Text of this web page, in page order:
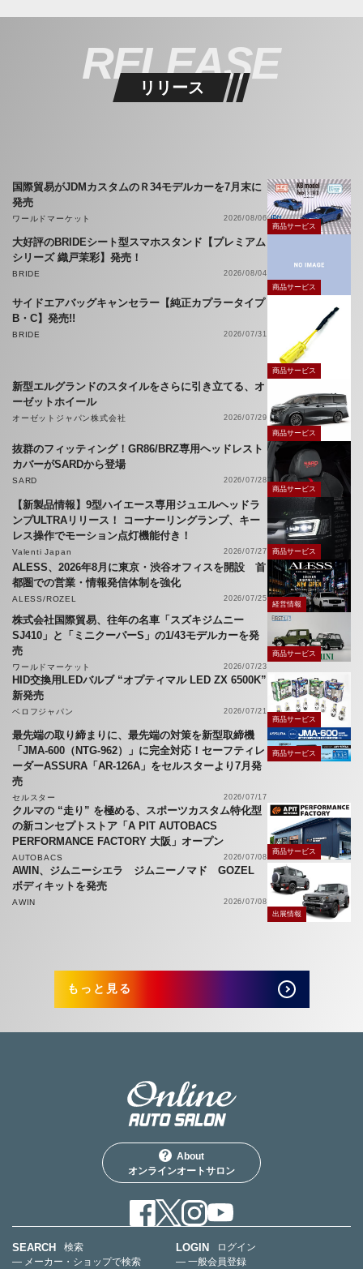
RELEASE
リリース
国際貿易がJDMカスタムのＲ34モデルカーを7月末に
発売
ワールドマーケット
2026/08/06
商品サービス
大好評のBRIDEシート型スマホスタンド【プレミアム
シリーズ 織戸茉彩】発売！
BRIDE
2026/08/04
商品サービス
サイドエアバッグキャンセラー【純正カプラータイプ
B・C】発売!!
BRIDE 2026/07/31
商品サービス
新型エルグランドのスタイルをさらに引き立てる、オ
ーゼットホイール
オーゼットジャパン株式会社
2026/07/29
商品サービス
抜群のフィッティング！GR86/BRZ専用ヘッドレスト
カバーがSARDから登場
SARD
2026/07/28
商品サービス
【新製品情報】9型ハイエース専用ジュエルヘッドラ
ンプULTRAリリース！ コーナーリングランプ、キー
レス操作でモーション点灯機能付き！
Valenti Japan 2026/07/27 商品サービス
ALESS、2026年8月に東京・渋谷オフィスを開設 首
都圏での営業・情報発信体制を強化
ALESS/ROZEL 2026/07/25
経営情報
株式会社国際貿易、往年の名車「スズキジムニー
SJ410」と「ミニクーパーS」の1/43モデルカーを発
売
ワールドマーケット 2026/07/23
商品サービス
HID交換用LEDバルブ “オプティマル LED ZX 6500K”
新発売
ベロフジャパン
2026/07/21
商品サービス
最先端の取り締まりに、最先端の対策を新型取締機
「JMA-600（NTG-962）」に完全対応！セーフティレ
ーダーASSURA「AR-126A」をセルスターより7月発
売
セルスター 2026/07/17
商品サービス
クルマの “走り” を極める、スポーツカスタム特化型
の新コンセプトストア「A PIT AUTOBACS
PERFORMANCE FACTORY 大阪」オープン
AUTOBACS 2026/07/08
商品サービス
AWIN、ジムニーシエラ ジムニーノマド GOZEL
ボディキットを発売
AWIN
2026/07/08
出展情報
もっと見る
About
オンラインオートサロン
SEARCH
検索
— メーカー・ショップで検索
LOGIN
ログイン
— 一般会員登録